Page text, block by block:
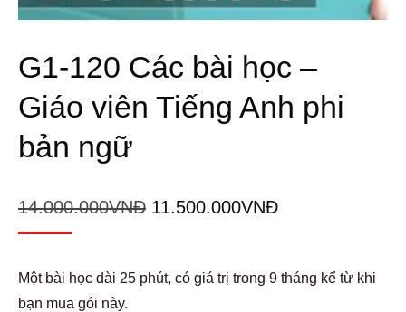
G1-120 Các bài học –
Giáo viên Tiếng Anh phi
bản ngữ
14.000.000VNĐ Giá
14.000.000VNĐ.
11.500.000VNĐGiá
là:
Một bài học dài 25 phút, có giá trị trong 9 tháng kể từ khi
bạn mua gói này.